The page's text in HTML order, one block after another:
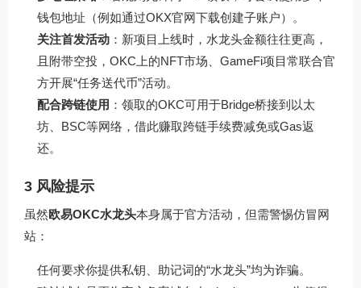
钱包地址（例如通过OKX官网下载创建子账户）。
关注首发活动 ：新项目上线时，水龙头金额往往更高，
且附带空投，OKC上的NFT市场、GameFi项目常联合官
方开展“任务送代币”活动。
配合跨链使用 ：领取的OKC可用于Bridge桥接到以太
坊、BSC等网络，借此赚取跨链手续费减免或Gas返
还。
3 风险提示
虽然欧易OKC水龙头本身属于官方活动，但需警惕仿冒网
站：
任何要求你提供私钥、助记词的“水龙头”均为诈骗。